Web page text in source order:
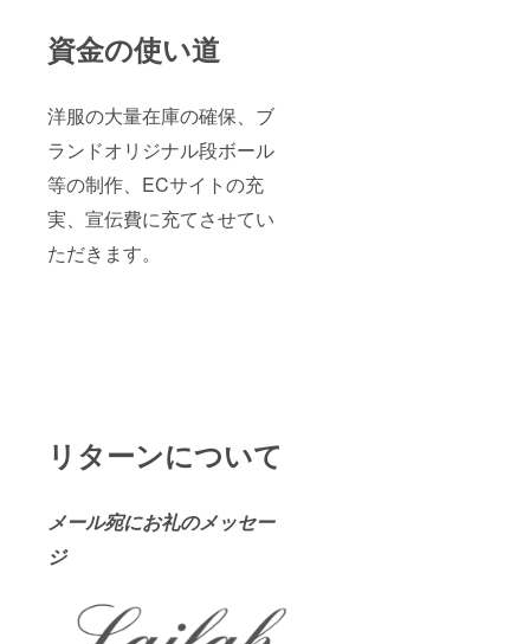
資金の使い道
洋服の大量在庫の確保、ブ
ランドオリジナル段ボール
等の制作、ECサイトの充
実、宣伝費に充てさせてい
ただきます。
リターンについて
メール宛にお礼のメッセー
ジ